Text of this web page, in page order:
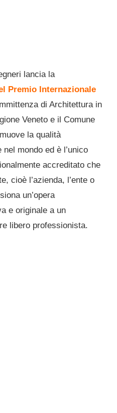
lancia la
Premio Internazionale
di Architettura in
Veneto e il Comune
la qualità
mondo ed è l’unico
accreditato che
cioè l’azienda, l’ente o
un’opera
e originale a un
libero professionista.